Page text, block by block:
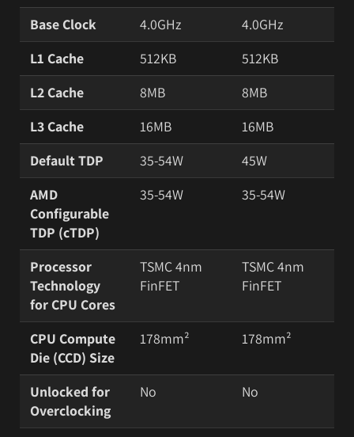
Base Clock 4.0GHz
4.0GHz
L1 Cache
512KB
512KB
L2 Cache
8MB
8MB
L3 Cache
16MB
16MB
Default TDP
35-54W
45W
AMD
Configurable
TDP (cTDP)
35-54W 35-54W
Processor
Technology
for CPU Cores
TSMC 4nm
FinFET
TSMC 4nm
FinFET
CPU Compute
Die (CCD) Size
178mm² 178mm²
Unlocked for
Overclocking
No No